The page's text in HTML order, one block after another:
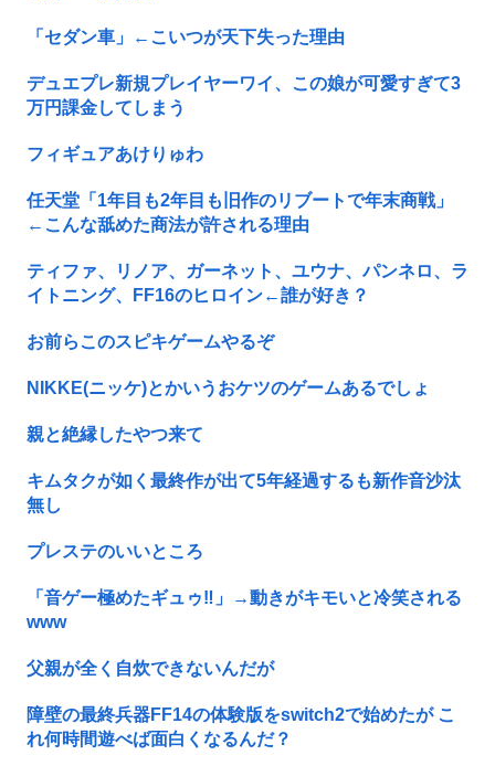
「セダン車」←こいつが天下失った理由
デュエプレ新規プレイヤーワイ、この娘が可愛すぎて3
万円課金してしまう
フィギュアあけりゅわ
任天堂「1年目も2年目も旧作のリブートで年末商戦」
←こんな舐めた商法が許される理由
ティファ、リノア、ガーネット、ユウナ、パンネロ、ラ
イトニング、FF16のヒロイン←誰が好き？
お前らこのスピキゲームやるぞ
NIKKE(ニッケ)とかいうおケツのゲームあるでしょ
親と絶縁したやつ来て
キムタクが如く最終作が出て5年経過するも新作音沙汰
無し
プレステのいいところ
「音ゲー極めたギュゥ‼️」→動きがキモいと冷笑される
www
父親が全く自炊できないんだが
障壁の最終兵器FF14の体験版をswitch2で始めたが こ
れ何時間遊べば面白くなるんだ？